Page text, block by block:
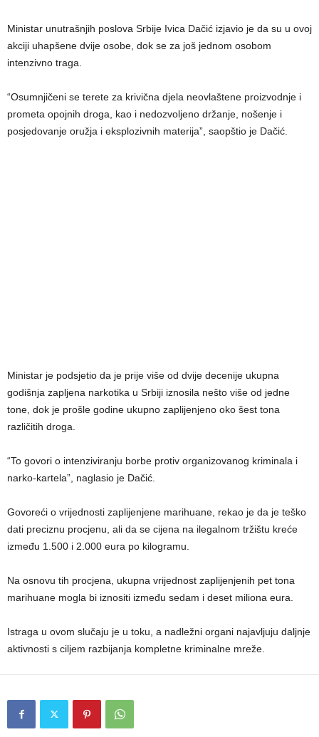
Ministar unutrašnjih poslova Srbije Ivica Dačić izjavio je da su u ovoj
akciji uhapšene dvije osobe, dok se za još jednom osobom
intenzivno traga.
“Osumnjičeni se terete za krivična djela neovlaštene proizvodnje i
prometa opojnih droga, kao i nedozvoljeno držanje, nošenje i
posjedovanje oružja i eksplozivnih materija”, saopštio je Dačić.
Ministar je podsjetio da je prije više od dvije decenije ukupna
godišnja zapljena narkotika u Srbiji iznosila nešto više od jedne
tone, dok je prošle godine ukupno zaplijenjeno oko šest tona
različitih droga.
“To govori o intenziviranju borbe protiv organizovanog kriminala i
narko-kartela”, naglasio je Dačić.
Govoreći o vrijednosti zaplijenjene marihuane, rekao je da je teško
dati preciznu procjenu, ali da se cijena na ilegalnom tržištu kreće
između 1.500 i 2.000 eura po kilogramu.
Na osnovu tih procjena, ukupna vrijednost zaplijenjenih pet tona
marihuane mogla bi iznositi između sedam i deset miliona eura.
Istraga u ovom slučaju je u toku, a nadležni organi najavljuju daljnje
aktivnosti s ciljem razbijanja kompletne kriminalne mreže.